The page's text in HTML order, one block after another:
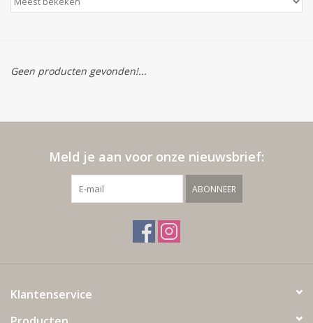
Geen producten gevonden!...
Meld je aan voor onze nieuwsbrief:
ABONNEER
Klantenservice